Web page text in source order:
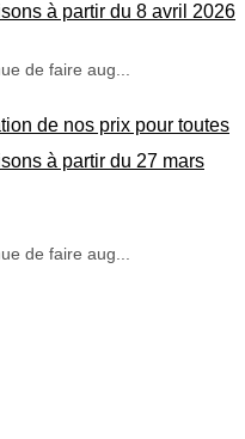
à partir du 8 avril 2026
de faire aug...
de nos prix pour toutes
à partir du 27 mars
de faire aug...